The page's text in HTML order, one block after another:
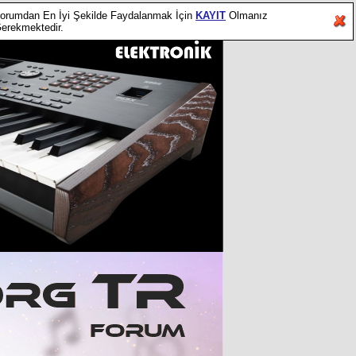
En İyi Şekilde Faydalanmak İçin KAYIT Olmanız